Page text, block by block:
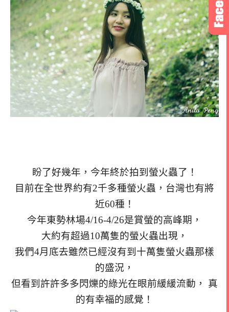
盼了好幾年，今年終於拍到螢火蟲了！
目前在全世界約有2千多種螢火蟲，台灣也有將
近60種！
今年東勢林場4/16-4/26是賞螢的高峰期，
大約有超過10萬隻的螢火蟲出現，
我們4月底去雖然已經沒有到十萬隻螢火蟲那樣
的盛況，
但看到許許多多閃爍的綠光在眼前緩緩流動，
真
的有幸福的感覺！